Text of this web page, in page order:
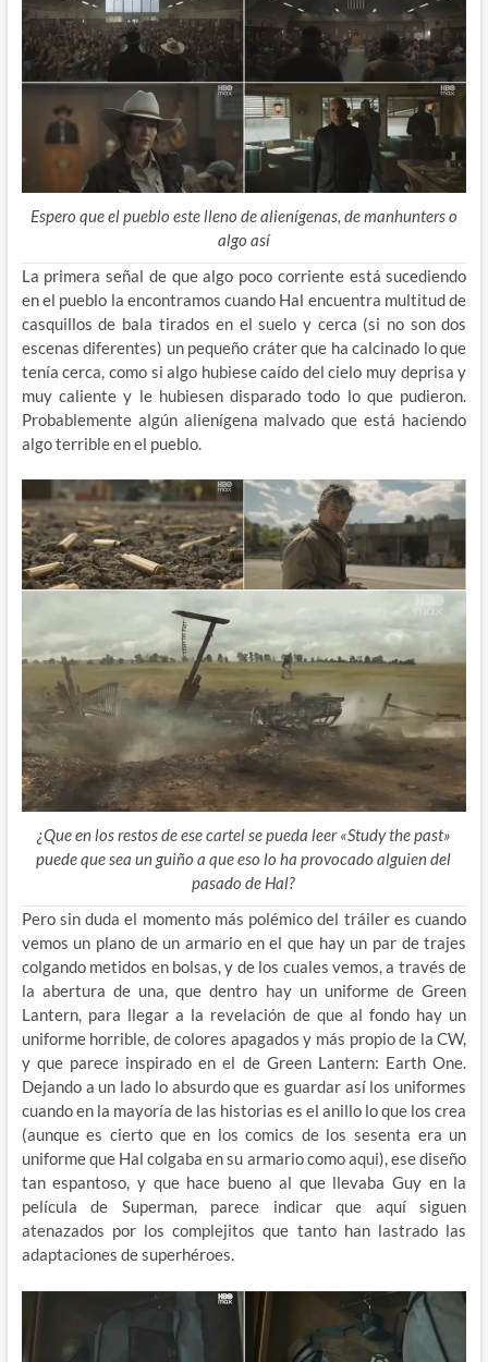
Espero que el pueblo este lleno de alienígenas, de manhunters o
algo así
La primera señal de que algo poco corriente está sucediendo
en el pueblo la encontramos cuando Hal encuentra multitud de
casquillos de bala tirados en el suelo y cerca (si no son dos
escenas diferentes) un pequeño cráter que ha calcinado lo que
tenía cerca, como si algo hubiese caído del cielo muy deprisa y
muy caliente y le hubiesen disparado todo lo que pudieron.
Probablemente algún alienígena malvado que está haciendo
algo terrible en el pueblo.
¿Que en los restos de ese cartel se pueda leer «Study the past»
puede que sea un guiño a que eso lo ha provocado alguien del
pasado de Hal?
Pero sin duda el momento más polémico del tráiler es cuando
vemos un plano de un armario en el que hay un par de trajes
colgando metidos en bolsas, y de los cuales vemos, a través de
la abertura de una, que dentro hay un uniforme de Green
Lantern, para llegar a la revelación de que al fondo hay un
uniforme horrible, de colores apagados y más propio de la CW,
y que parece inspirado en el de Green Lantern: Earth One.
Dejando a un lado lo absurdo que es guardar así los uniformes
cuando en la mayoría de las historias es el anillo lo que los crea
(aunque es cierto que en los comics de los sesenta era un
uniforme que Hal colgaba en su armario como aqui), ese diseño
tan espantoso, y que hace bueno al que llevaba Guy en la
película de Superman, parece indicar que aquí siguen
atenazados por los complejitos que tanto han lastrado las
adaptaciones de superhéroes.